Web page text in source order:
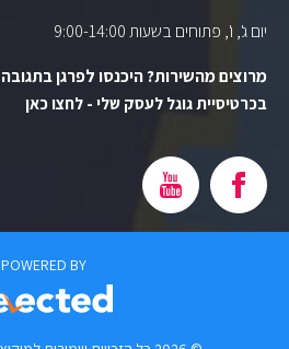
יום ג', ו', פתוחים בשעות 9:00-14:00
מרוצים מהשירות? היכנסו לפרגן בתגובה
בכרטיסיית גוגל לעסק שלי - לחצו כאן
POWERED BY